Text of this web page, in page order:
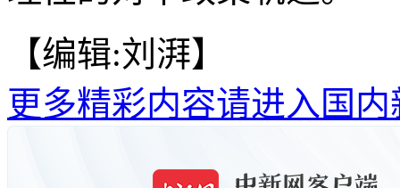
【编辑:刘湃】
更多精彩内容请进入国内